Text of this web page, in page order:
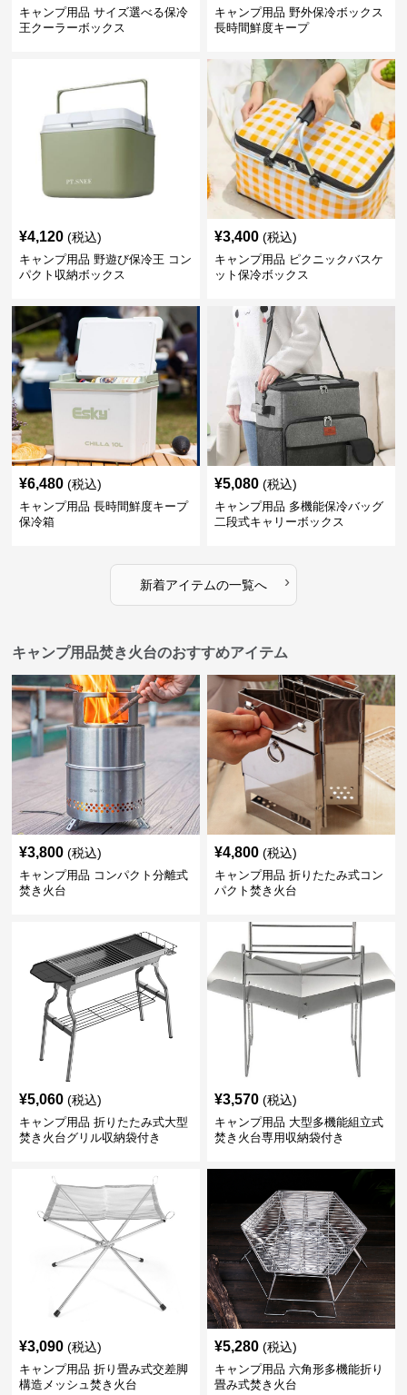
キャンプ用品 サイズ選べる保冷
王クーラーボックス
キャンプ用品 野外保冷ボックス
長時間鮮度キープ
¥4,120 (税込)
キャンプ用品 野遊び保冷王 コン
パクト収納ボックス
¥3,400 (税込)
キャンプ用品 ピクニックバスケ
ット保冷ボックス
¥6,480 (税込)
キャンプ用品 長時間鮮度キープ
保冷箱
¥5,080 (税込)
キャンプ用品 多機能保冷バッグ
二段式キャリーボックス
新着アイテムの一覧へ ›
キャンプ用品焚き火台のおすすめアイテム
¥3,800 (税込)
キャンプ用品 コンパクト分離式
焚き火台
¥4,800 (税込)
キャンプ用品 折りたたみ式コン
パクト焚き火台
¥5,060 (税込)
キャンプ用品 折りたたみ式大型
焚き火台グリル収納袋付き
¥3,570 (税込)
キャンプ用品 大型多機能組立式
焚き火台専用収納袋付き
¥3,090 (税込)
キャンプ用品 折り畳み式交差脚
構造メッシュ焚き火台
¥5,280 (税込)
キャンプ用品 六角形多機能折り
畳み式焚き火台